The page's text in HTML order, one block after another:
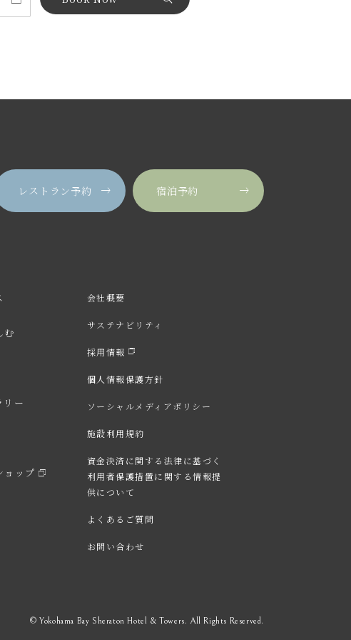
レストラン予約 宿泊予約
む
リー
ョップ
会社概要
サステナビリティ
採用情報
個人情報保護方針
ソーシャルメディアポリシー
施設利用規約
資金決済に関する法律に基づく
利用者保護措置に 関する情報提
供について
よくあるご質問
お問い合わせ
© Yokohama Bay Sheraton Hotel & Towers. All Rights Reserved.